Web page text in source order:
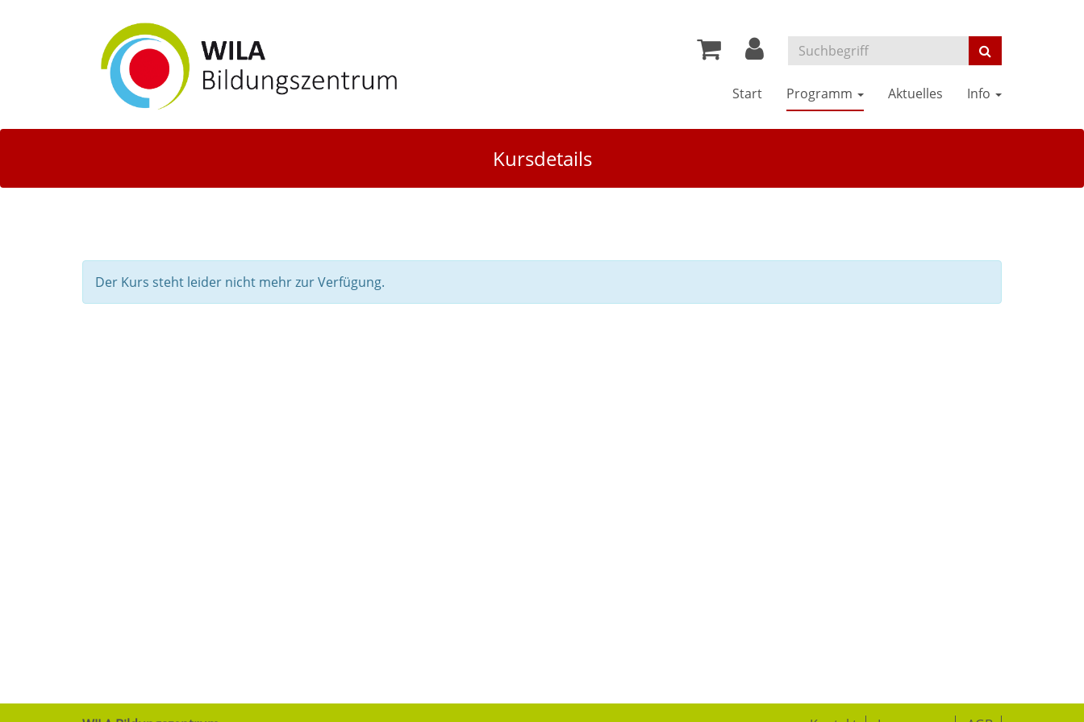
Start Programm Aktuelles Info
Kursdetails
Der Kurs steht leider nicht mehr zur Verfügung.